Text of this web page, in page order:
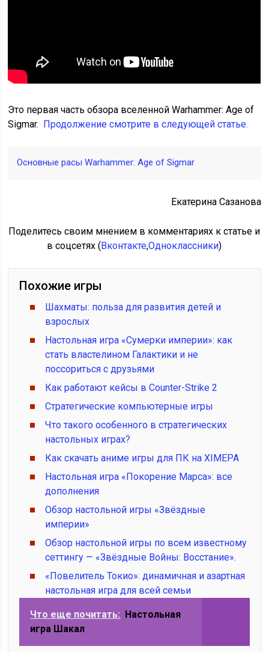
Это первая часть обзора вселенной Warhammer: Age of
Sigmar.
Продолжение смотрите в следующей статье.
Основные расы Warhammer: Age of Sigmar
Екатерина Сазанова
Поделитесь своим мнением в комментариях к статье и
в соцсетях ( Вконтакте,Одноклассники)
Похожие игры
Шахматы: польза для развития детей и
взрослых
Настольная игра «Сумерки империи»: как
стать властелином Галактики и не
поссориться с друзьями
Как работают кейсы в Counter-Strike 2
Стратегические компьютерные игры
Что такого особенного в стратегических
настольных играх?
Как скачать аниме игры для ПК на XIMEPA
Настольная игра «Покорение Марса»: все
дополнения
Обзор настольной игры «Звёздные
империи»
Обзор настольной игры по всем известному
сеттингу — «Звёздные Войны: Восстание».
«Повелитель Токио»: динамичная и азартная
настольная игра для всей семьи
Что еще почитать:
Настольная
игра Шакал